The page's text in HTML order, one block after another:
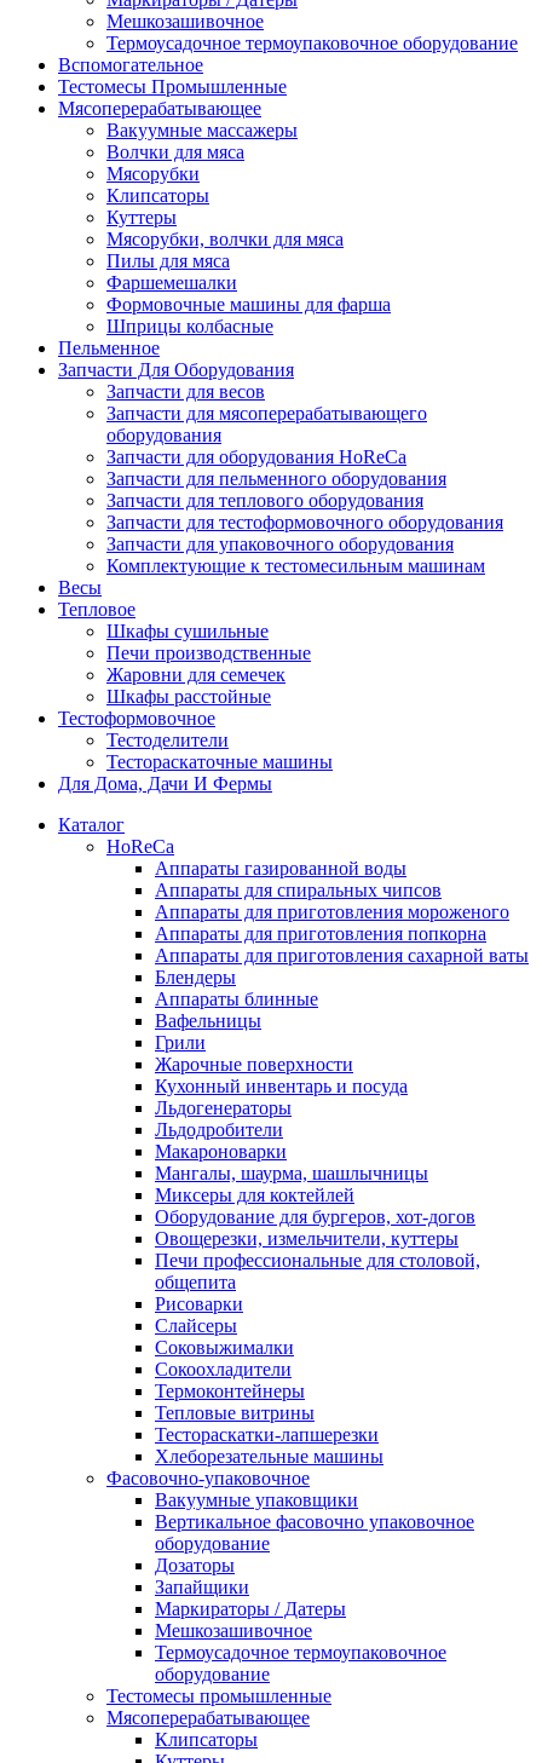
Мешкозашивочное
Термоусадочное термоупаковочное оборудование
Вспомогательное
Тестомесы Промышленные
Мясоперерабатывающее
Вакуумные массажеры
Волчки для мяса
Мясорубки
Клипсаторы
Куттеры
Мясорубки, волчки для мяса
Пилы для мяса
Фаршемешалки
Формовочные машины для фарша
Шприцы колбасные
Пельменное
Запчасти Для Оборудования
Запчасти для весов
Запчасти для мясоперерабатывающего
оборудования
Запчасти для оборудования HoReCa
Запчасти для пельменного оборудования
Запчасти для теплового оборудования
Запчасти для тестоформовочного оборудования
Запчасти для упаковочного оборудования
Комплектующие к тестомесильным машинам
Весы
Тепловое
Шкафы сушильные
Печи производственные
Жаровни для семечек
Шкафы расстойные
Тестоформовочное
Тестоделители
Тестораскаточные машины
Для Дома, Дачи И Фермы
Каталог
HoReCa
Аппараты газированной воды
Аппараты для спиральных чипсов
Аппараты для приготовления мороженого
Аппараты для приготовления попкорна
Аппараты для приготовления сахарной ваты
Блендеры
Аппараты блинные
Вафельницы
Грили
Жарочные поверхности
Кухонный инвентарь и посуда
Льдогенераторы
Льдодробители
Макароноварки
Мангалы, шаурма, шашлычницы
Миксеры для коктейлей
Оборудование для бургеров, хот-догов
Овощерезки, измельчители, куттеры
Печи профессиональные для столовой,
общепита
Рисоварки
Слайсеры
Соковыжималки
Сокоохладители
Термоконтейнеры
Тепловые витрины
Тестораскатки-лапшерезки
Хлеборезательные машины
Фасовочно-упаковочное
Вакуумные упаковщики
Вертикальное фасовочно упаковочное
оборудование
Дозаторы
Запайщики
Маркираторы / Датеры
Мешкозашивочное
Термоусадочное термоупаковочное
оборудование
Тестомесы промышленные
Мясоперерабатывающее
Клипсаторы